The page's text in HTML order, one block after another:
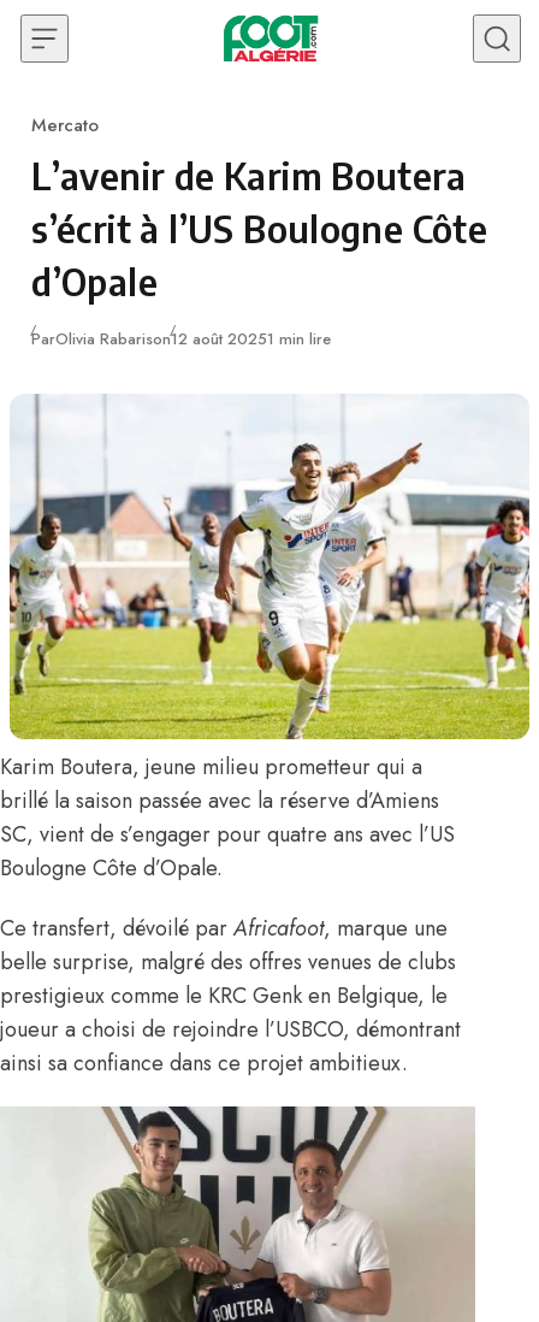
Skip to content
Category
Mercato
L’avenir de Karim Boutera
s’écrit à l’US Boulogne Côte
d’Opale
ParOlivia RabarisonPublié
12 août 20251 min lire
Karim Boutera, jeune milieu prometteur qui a
brillé la saison passée avec la réserve d’Amiens
SC, vient de s’engager pour quatre ans avec l’US
Boulogne Côte d’Opale.
Ce transfert, dévoilé parAfricafoot, marque une
belle surprise, malgré des offres venues de clubs
prestigieux comme le KRC Genk en Belgique, le
joueur a choisi de rejoindre l’USBCO, démontrant
ainsi sa confiance dans ce projet ambitieux.